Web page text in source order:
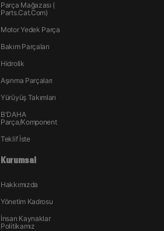
Parça Mağazası (
Parts.Cat.Com)
Motor Yedek Parça
Bakım Parçaları
Hidrolik
Aşınma Parçaları
Yürüyüş Takımları
B'DAHA
Parça/Komponent
Teklif İste
Kurumsal
Hakkımızda
Yönetim Kadrosu
İnsan Kaynakları
Politikamız